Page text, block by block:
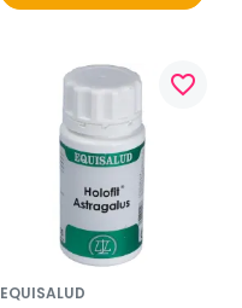
favorite_border
EQUISALUD